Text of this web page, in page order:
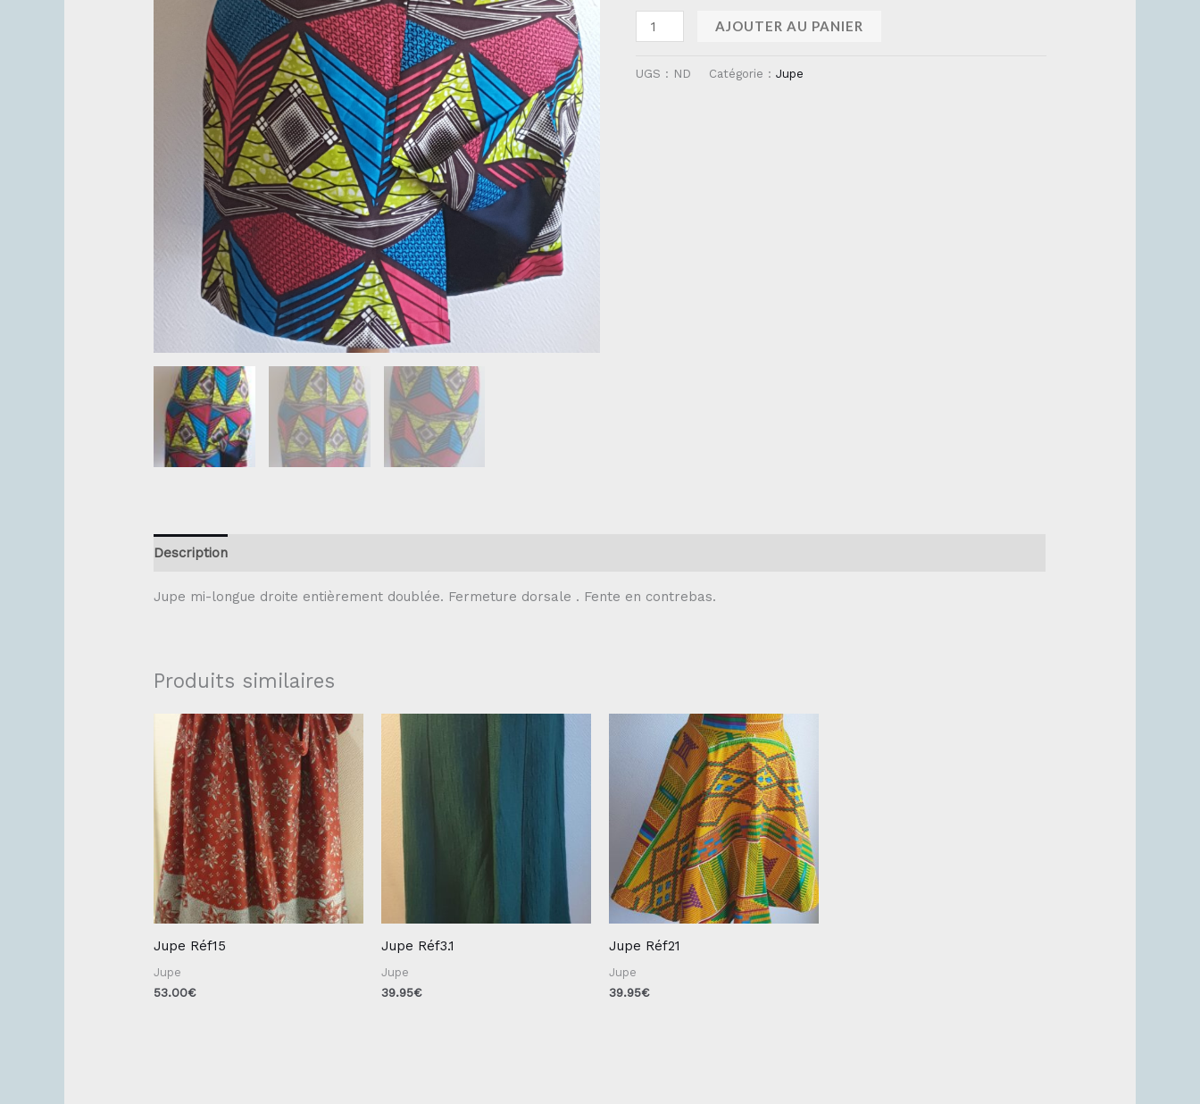
AJOUTER AU PANIER
UGS : ND Catégorie : Jupe
Description
Jupe mi-longue droite entièrement doublée. Fermeture dorsale . Fente en contrebas.
Produits similaires
Jupe Réf15
Jupe
53.00€
Jupe Réf3.1
Jupe
39.95€
Jupe Réf21
Jupe
39.95€